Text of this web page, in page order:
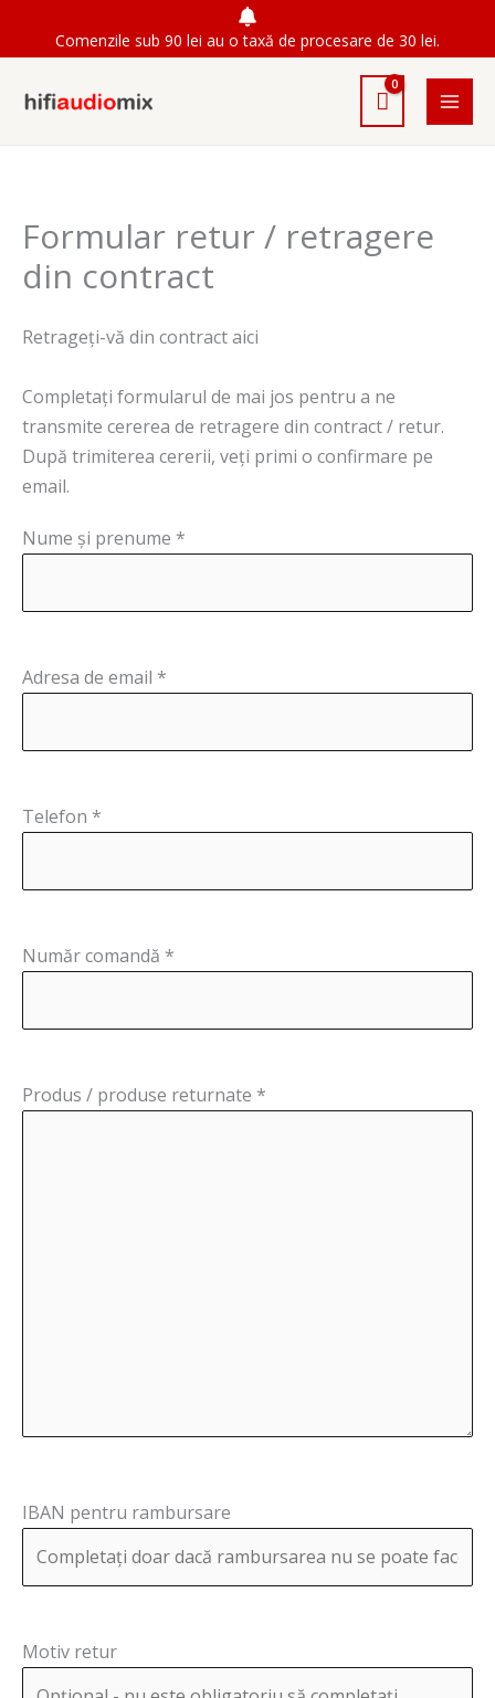
Comenzile sub 90 lei au o taxă de procesare de 30 lei.
Formular retur / retragere
din contract
Retrageți-vă din contract aici
Completați formularul de mai jos pentru a ne
transmite cererea de retragere din contract / retur.
După trimiterea cererii, veți primi o confirmare pe
email.
Nume și prenume *
Adresa de email *
Telefon *
Număr comandă *
Produs / produse returnate *
IBAN pentru rambursare
Motiv retur